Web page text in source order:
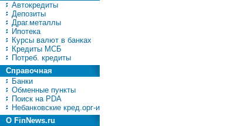
Автокредиты
Депозиты
Драг.металлы
Ипотека
Курсы валют в банках
Кредиты МСБ
Потреб. кредиты
Справочная
Банки
Обменные пункты
Поиск на PDA
Небанковские кред.орг-и
О FinNews.ru